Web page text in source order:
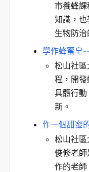
市養蜂
知識，
生物防治
學作蜂蜜皂
松山社
程，開
具體行
新。
作一個甜蜜
松山社
俊修老
作的老